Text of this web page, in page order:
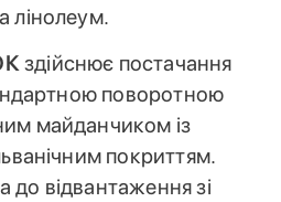
лінолеум.
здійснює постачання
поворотною
майданчиком із
покриттям.
до відвантаження зі